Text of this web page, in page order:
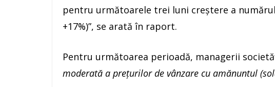
pentru următoarele trei luni creştere a
+17%)”, se arată în raport.
Pentru următoarea perioadă, managerii
moderată a preţurilor de vânzare cu amănuntul